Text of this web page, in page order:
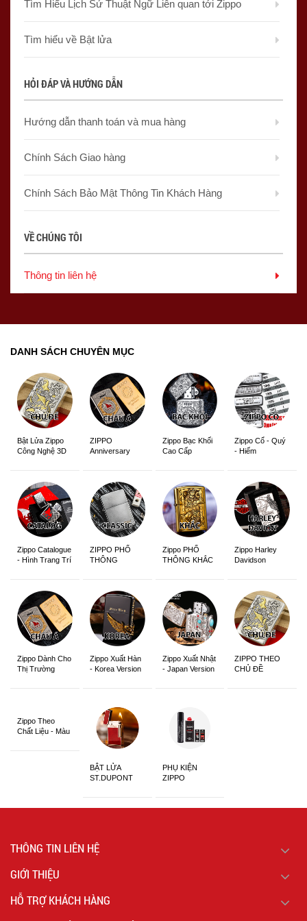
Tìm Hiểu Lịch Sử Thuật Ngữ Liên quan tới Zippo
Tìm hiểu về Bật lửa
HỎI ĐÁP VÀ HƯỚNG DẪN
Hướng dẫn thanh toán và mua hàng
Chính Sách Giao hàng
Chính Sách Bảo Mật Thông Tin Khách Hàng
VỀ CHÚNG TÔI
Thông tin liên hệ
DANH SÁCH CHUYÊN MỤC
Bật Lửa Zippo
Công Nghệ 3D
ZIPPO
Anniversary
Zippo Bạc Khối
Cao Cấp
Zippo Cổ - Quý
- Hiếm
Zippo Catalogue
- Hình Trang Trí
ZIPPO PHỔ
THÔNG
Zippo PHỔ
THÔNG KHẮC
Zippo Harley
Davidson
Zippo Dành Cho
Thị Trường
Zippo Xuất Hàn
- Korea Version
Zippo Xuất Nhật
- Japan Version
ZIPPO THEO
CHỦ ĐỀ
Zippo Theo
Chất Liệu - Màu
BẬT LỬA
ST.DUPONT
PHỤ KIỆN
ZIPPO
THÔNG TIN LIÊN HỆ
GIỚI THIỆU
HỖ TRỢ KHÁCH HÀNG